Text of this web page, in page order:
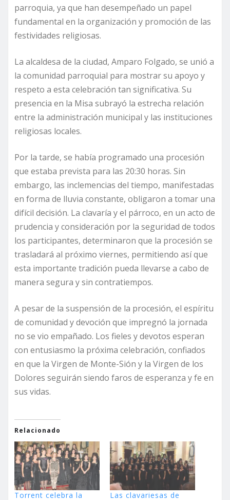
parroquia, ya que han desempeñado un papel
fundamental en la organización y promoción de las
festividades religiosas.
La alcaldesa de la ciudad, Amparo Folgado, se unió a
la comunidad parroquial para mostrar su apoyo y
respeto a esta celebración tan significativa. Su
presencia en la Misa subrayó la estrecha relación
entre la administración municipal y las instituciones
religiosas locales.
Por la tarde, se había programado una procesión
que estaba prevista para las 20:30 horas. Sin
embargo, las inclemencias del tiempo, manifestadas
en forma de lluvia constante, obligaron a tomar una
difícil decisión. La clavaría y el párroco, en un acto de
prudencia y consideración por la seguridad de todos
los participantes, determinaron que la procesión se
trasladará al próximo viernes, permitiendo así que
esta importante tradición pueda llevarse a cabo de
manera segura y sin contratiempos.
A pesar de la suspensión de la procesión, el espíritu
de comunidad y devoción que impregnó la jornada
no se vio empañado. Los fieles y devotos esperan
con entusiasmo la próxima celebración, confiados
en que la Virgen de Monte-Sión y la Virgen de los
Dolores seguirán siendo faros de esperanza y fe en
sus vidas.
Relacionado
Torrent celebra la Las clavariesas de